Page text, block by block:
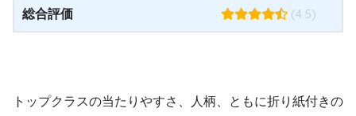
総合評価 (4.5)
トップクラスの当たりやすさ、人柄、ともに折り紙付きの